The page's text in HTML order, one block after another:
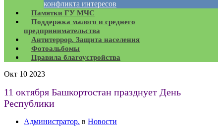
конфликта интересов
Памятки ГУ МЧС
Поддержка малого и среднего
предпринимательства
Антитеррор. Защита населения
Фотоальбомы
Правила благоустройства
Окт 10 2023
11 октября Башкортостан празднует День
Республики
Администратор. в Новости